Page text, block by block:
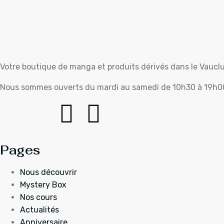
Votre boutique de manga et produits dérivés dans le
Nous sommes ouverts du mardi au samedi de 10h30 à
Pages
Nous découvrir
Mystery Box
Nos cours
Actualités